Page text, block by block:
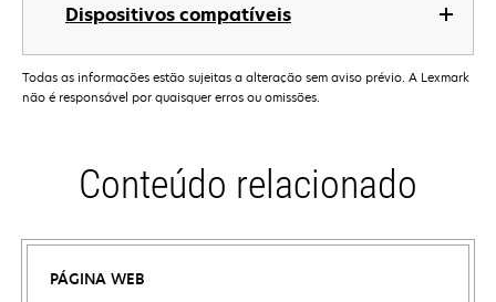
Dispositivos compatíveis
Todas as informações estão sujeitas a alteração sem aviso prévio. A Lexmark
não é responsável por quaisquer erros ou omissões.
Conteúdo relacionado
PÁGINA WEB